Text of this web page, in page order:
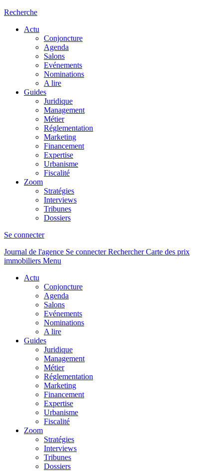
Recherche
Actu
Conjoncture
Agenda
Salons
Evénements
Nominations
A lire
Guides
Juridique
Management
Métier
Réglementation
Marketing
Financement
Expertise
Urbanisme
Fiscalité
Zoom
Stratégies
Interviews
Tribunes
Dossiers
Se connecter
Journal de l'agence Se connecterRechercher Carte des prix
immobiliers Menu
Actu
Conjoncture
Agenda
Salons
Evénements
Nominations
A lire
Guides
Juridique
Management
Métier
Réglementation
Marketing
Financement
Expertise
Urbanisme
Fiscalité
Zoom
Stratégies
Interviews
Tribunes
Dossiers